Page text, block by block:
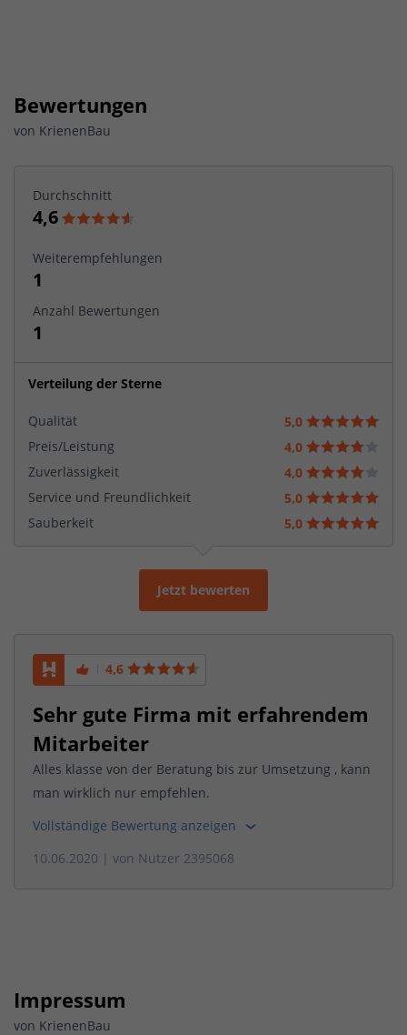
Bewertungen
von KrienenBau
Durchschnitt
4,6
Weiterempfehlungen
1
Anzahl Bewertungen
1
Verteilung der Sterne
Qualität
5,0
Preis/Leistung
4,0
Zuverlässigkeit
4,0
Service und Freundlichkeit
5,0
Sauberkeit
5,0
Jetzt bewerten
4,6
Sehr gute Firma mit erfahrendem
Mitarbeiter
Alles klasse von der Beratung bis zur Umsetzung , kann
man wirklich nur empfehlen.
Vollständige Bewertung anzeigen
10.06.2020 | von Nutzer 2395068
Impressum
von KrienenBau